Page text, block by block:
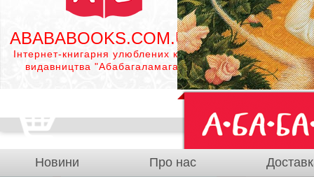
ABABABOOKS.COM.UA
Інтернет-книгарня улюблених книг
видавництва "Абабагаламага"
Новини Про нас